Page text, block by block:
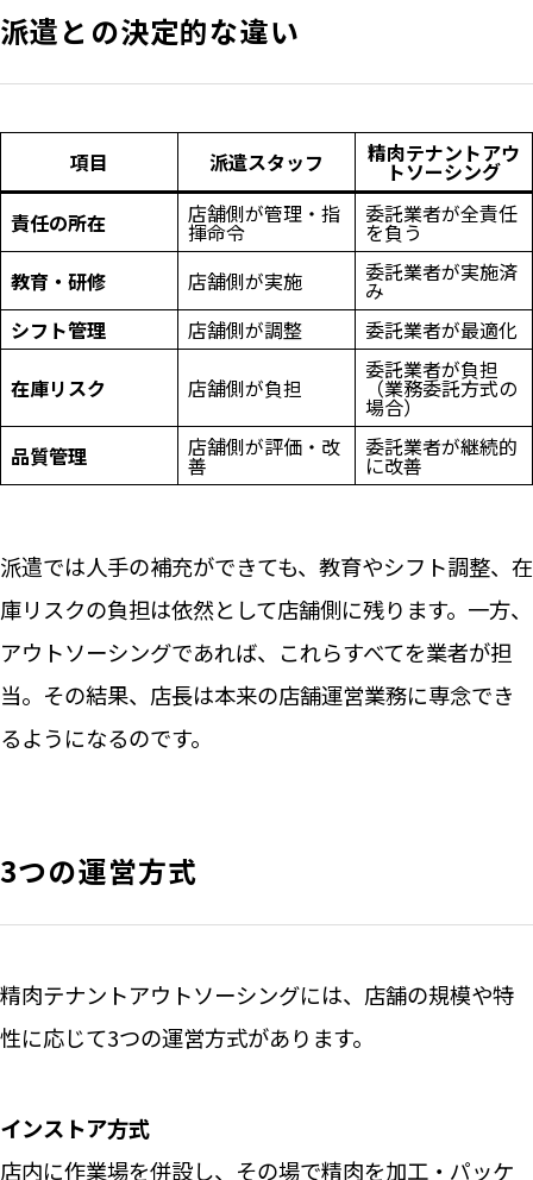
派遣との決定的な違い
項目 派遣スタッフ 精肉テナントアウ
トソーシング
責任の所在
店舗側が管理・指
揮命令
委託業者が全責任
を負う
教育・研修
店舗側が実施 委託業者が実施済
み
シフト管理
店舗側が調整 委託業者が最適化
在庫リスク 店舗側が負担
委託業者が負担
（業務委託方式の
場合）
品質管理
店舗側が評価・改
善
委託業者が継続的
に改善
派遣では人手の補充ができても、教育やシフト調整、在
庫リスクの負担は依然として店舗側に残ります。一方、
アウトソーシングであれば、これらすべてを業者が担
当。その結果、店長は本来の店舗運営業務に専念でき
るようになるのです。
3つの運営方式
精肉テナントアウトソーシングには、店舗の規模や特
性に応じて3つの運営方式があります。
インストア方式
店内に作業場を併設し、その場で精肉を加工・パッケ